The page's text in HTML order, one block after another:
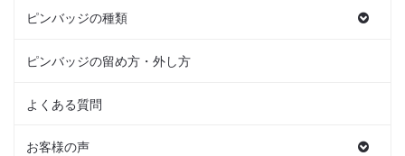
ピンバッジの種類
ピンバッジの留め方・外し方
よくある質問
お客様の声